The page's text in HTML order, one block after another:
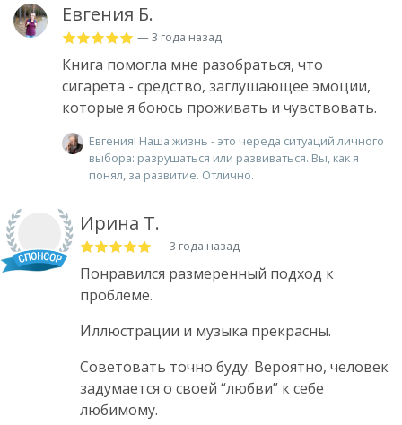
Евгения Б.
— 3 года назад
Книга помогла мне разобраться, что
сигарета - средство, заглушающее эмоции,
которые я боюсь проживать и чувствовать.
Евгения! Наша жизнь - это череда ситуаций личного
выбора: разрушаться или развиваться. Вы, как я
понял, за развитие. Отлично.
Ирина Т.
— 3 года назад
Понравился размеренный подход к
проблеме.
Иллюстрации и музыка прекрасны.
Советовать точно буду. Вероятно, человек
задумается о своей “любви” к себе
любимому.